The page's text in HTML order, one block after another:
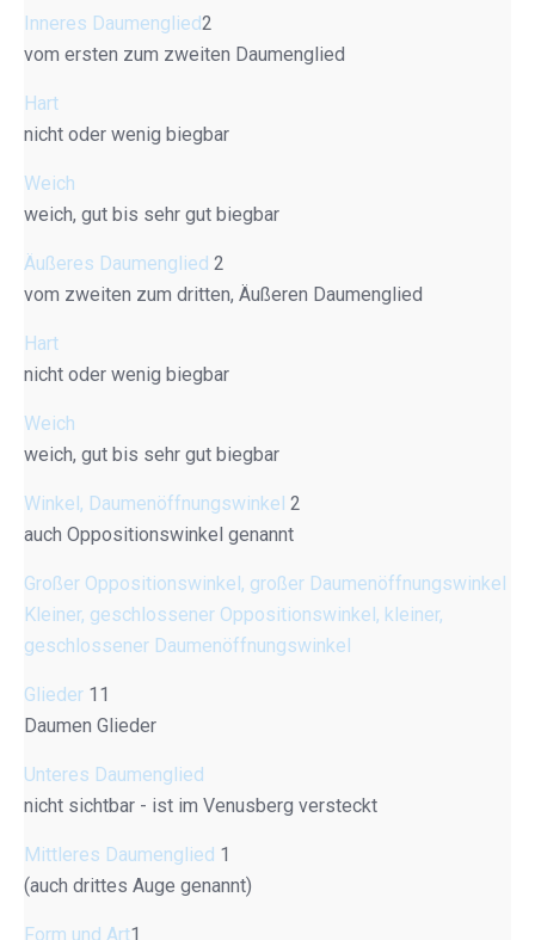
Inneres Daumenglied2
vom ersten zum zweiten Daumenglied
Hart
nicht oder wenig biegbar
Weich
weich, gut bis sehr gut biegbar
Äußeres Daumenglied 2
vom zweiten zum dritten, Äußeren Daumenglied
Hart
nicht oder wenig biegbar
Weich
weich, gut bis sehr gut biegbar
Winkel, Daumenöffnungswinkel 2
auch Oppositionswinkel genannt
Großer Oppositionswinkel, großer Daumenöffnungswinkel
Kleiner, geschlossener Oppositionswinkel, kleiner,
geschlossener Daumenöffnungswinkel
Glieder 11
Daumen Glieder
Unteres Daumenglied
nicht sichtbar - ist im Venusberg versteckt
Mittleres Daumenglied 1
(auch drittes Auge genannt)
Form und Art1